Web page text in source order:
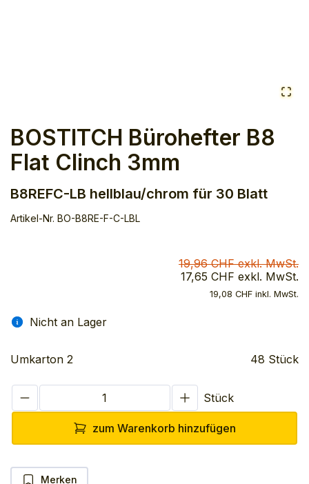
BOSTITCH Bürohefter B8
Flat Clinch 3mm
B8REFC-LB hellblau/chrom für 30 Blatt
Artikel-Nr. BO-B8RE-F-C-LBL
19,96 CHF exkl. MwSt.
17,65 CHF exkl. MwSt.
19,08 CHF inkl. MwSt.
Nicht an Lager
Umkarton 2 48 Stück
Stück
zum Warenkorb hinzufügen
Merken